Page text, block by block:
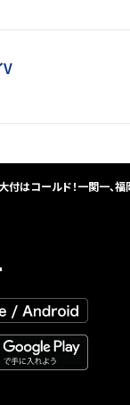
付はコールド！一関一、